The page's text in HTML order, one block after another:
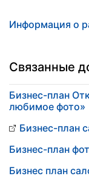
Информация о
Связанные
Бизнес-план
любимое фото»
Бизнес-план
Бизнес-план
Бизнес план